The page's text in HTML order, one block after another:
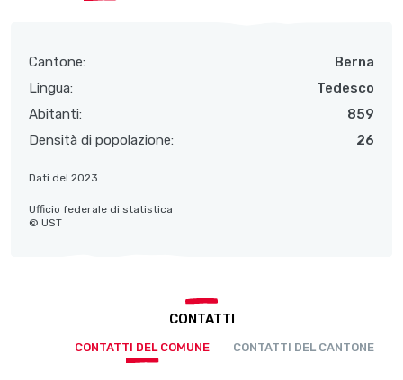
Cantone:
Berna
Lingua:
Tedesco
Abitanti:
859
Densità di popolazione:
26
Dati del 2023
Ufficio federale di statistica
© UST
CONTATTI
CONTATTI DEL COMUNE CONTATTI DEL CANTONE